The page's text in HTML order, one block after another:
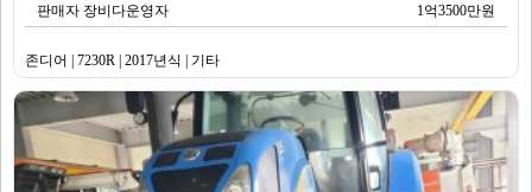
판매자 장비다운영자 1억3500만원
존디어 | 7230R | 2017년식 | 기타